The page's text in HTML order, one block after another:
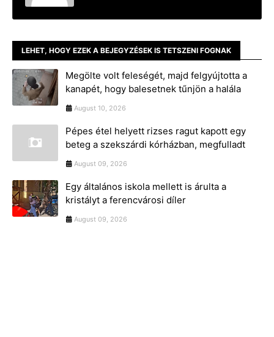
LEHET, HOGY EZEK A BEJEGYZÉSEK IS TETSZENI FOGNAK
Megölte volt feleségét, majd felgyújtotta a
kanapét, hogy balesetnek tűnjön a halála
August 10, 2026
Pépes étel helyett rizses ragut kapott egy
beteg a szekszárdi kórházban, megfulladt
August 09, 2026
Egy általános iskola mellett is árulta a
kristályt a ferencvárosi díler
August 09, 2026